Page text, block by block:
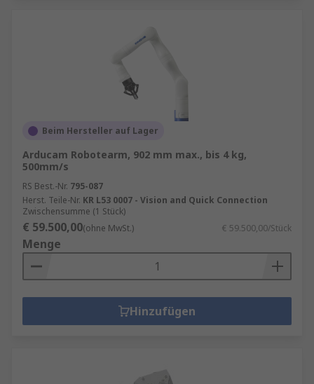
Beim Hersteller auf Lager
Arducam Robotearm, 902 mm max., bis 4 kg,
500mm/s
RS Best.-Nr. 795-087
Herst. Teile-Nr. KR L53 0007 - Vision and Quick Connection
Zwischensumme (1 Stück)
€ 59.500,00(ohne MwSt.) € 59.500,00/Stück
Menge
Hinzufügen